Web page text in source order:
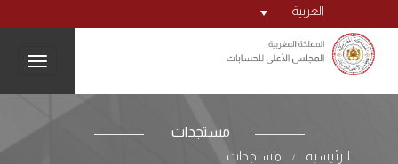
العربية
مستجدات
الرئيسية
/ مستجدات